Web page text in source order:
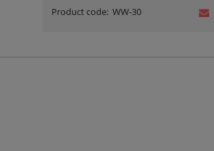
Product code: WW-30